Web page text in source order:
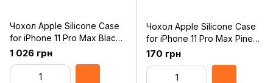
Чохол Apple Silicone Case
for iPhone 11 Pro Max Black
Original Assembly
1 026 грн
Чохол Apple Silicone Case
for iPhone 11 Pro Max Pine
Green Original Assembly
170 грн